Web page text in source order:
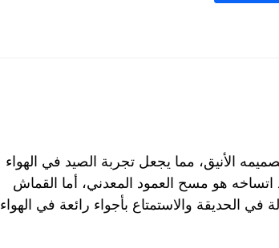
الأنيق، مما يجعل تجربة الصيد في الهواء
هو مسح العمود المعدني، أما القماش
الحديقة والاستمتاع بأجواء رائعة في الهواء